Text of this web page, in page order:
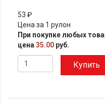
53 ₽
Цена за 1 рулон
При покупке любых
цена 35.00 руб.
Купить